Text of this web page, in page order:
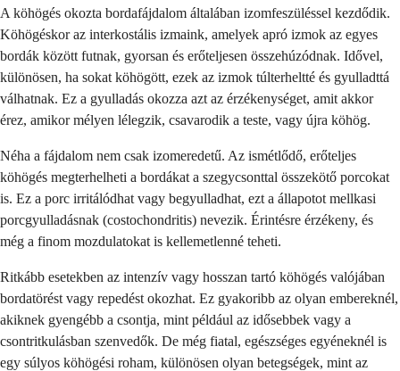
A köhögés okozta bordafájdalom általában izomfeszüléssel kezdődik.
Köhögéskor az interkostális izmaink, amelyek apró izmok az egyes
bordák között futnak, gyorsan és erőteljesen összehúzódnak. Idővel,
különösen, ha sokat köhögött, ezek az izmok túlterheltté és gyulladttá
válhatnak. Ez a gyulladás okozza azt az érzékenységet, amit akkor
érez, amikor mélyen lélegzik, csavarodik a teste, vagy újra köhög.
Néha a fájdalom nem csak izomeredetű. Az ismétlődő, erőteljes
köhögés megterhelheti a bordákat a szegycsonttal összekötő porcokat
is. Ez a porc irritálódhat vagy begyulladhat, ezt a állapotot mellkasi
porcgyulladásnak (costochondritis) nevezik. Érintésre érzékeny, és
még a finom mozdulatokat is kellemetlenné teheti.
Ritkább esetekben az intenzív vagy hosszan tartó köhögés valójában
bordatörést vagy repedést okozhat. Ez gyakoribb az olyan embereknél,
akiknek gyengébb a csontja, mint például az idősebbek vagy a
csontritkulásban szenvedők. De még fiatal, egészséges egyéneknél is
egy súlyos köhögési roham, különösen olyan betegségek, mint az